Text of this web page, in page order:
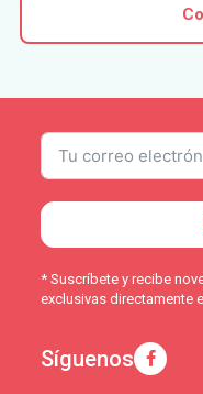
* Suscríbete y recibe
exclusivas directamente
Síguenos